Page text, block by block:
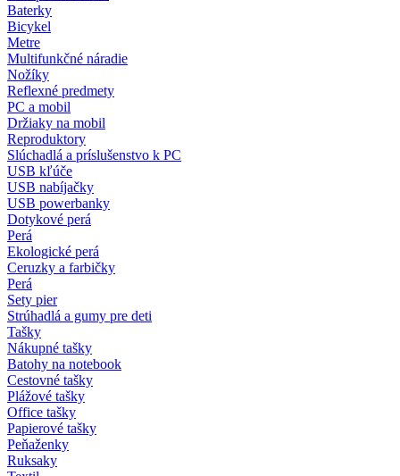
Baterky
Bicykel
Metre
Multifunkčné náradie
Nožíky
Reflexné predmety
PC a mobil
Držiaky na mobil
Reproduktory
Slúchadlá a príslušenstvo k PC
USB kľúče
USB nabíjačky
USB powerbanky
Dotykové perá
Perá
Ekologické perá
Ceruzky a farbičky
Perá
Sety pier
Strúhadlá a gumy pre deti
Tašky
Nákupné tašky
Batohy na notebook
Cestovné tašky
Plážové tašky
Office tašky
Papierové tašky
Peňaženky
Ruksaky